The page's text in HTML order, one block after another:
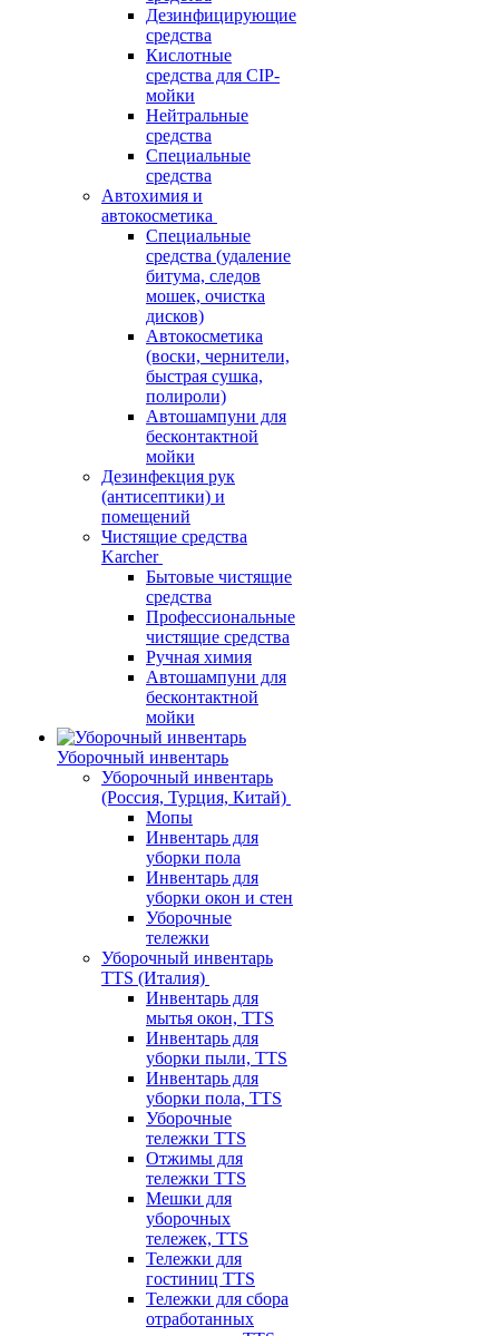
Дезинфицирующие
средства
Кислотные
средства для CIP-
мойки
Нейтральные
средства
Специальные
средства
Автохимия и
автокосметика
Специальные
средства (удаление
битума, следов
мошек, очистка
дисков)
Автокосметика
(воски, чернители,
быстрая сушка,
полироли)
Автошампуни для
бесконтактной
мойки
Дезинфекция рук
(антисептики) и
помещений
Чистящие средства
Karcher
Бытовые чистящие
средства
Профессиональные
чистящие средства
Ручная химия
Автошампуни для
бесконтактной
мойки
Уборочный инвентарь
Уборочный инвентарь
(Россия, Турция, Китай)
Мопы
Инвентарь для
уборки пола
Инвентарь для
уборки окон и стен
Уборочные
тележки
Уборочный инвентарь
TTS (Италия)
Инвентарь для
мытья окон, TTS
Инвентарь для
уборки пыли, TTS
Инвентарь для
уборки пола, TTS
Уборочные
тележки TTS
Отжимы для
тележки TTS
Мешки для
уборочных
тележек, TTS
Тележки для
гостиниц TTS
Тележки для сбора
отработанных